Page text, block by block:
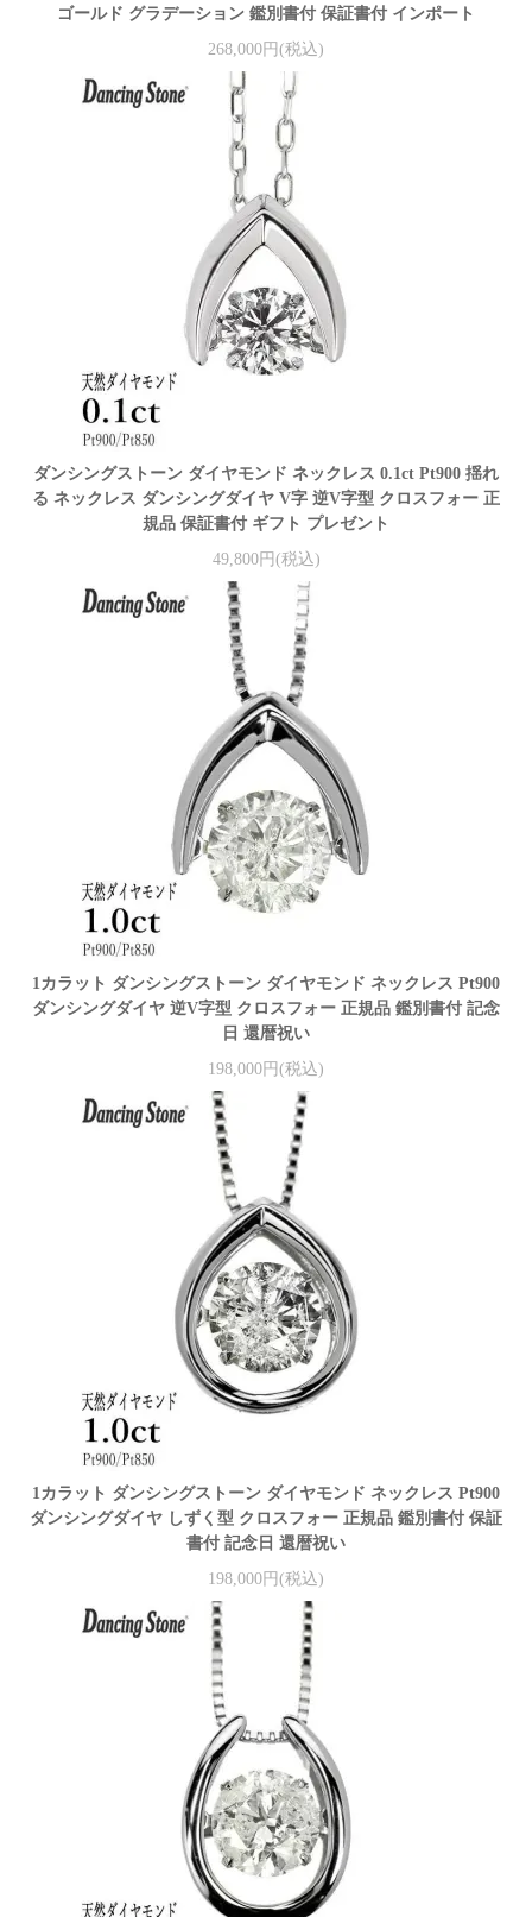
ゴールド グラデーション 鑑別書付 保証書付 インポート
268,000円(税込)
ダンシングストーン ダイヤモンド ネックレス 0.1ct Pt900 揺れ
る ネックレス ダンシングダイヤ V字 逆V字型 クロスフォー 正
規品 保証書付 ギフト プレゼント
49,800円(税込)
1カラット ダンシングストーン ダイヤモンド ネックレス Pt900
ダンシングダイヤ 逆V字型 クロスフォー 正規品 鑑別書付 記念
日 還暦祝い
198,000円(税込)
1カラット ダンシングストーン ダイヤモンド ネックレス Pt900
ダンシングダイヤ しずく型 クロスフォー 正規品 鑑別書付 保証
書付 記念日 還暦祝い
198,000円(税込)